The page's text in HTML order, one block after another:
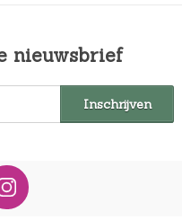
nieuwsbrief